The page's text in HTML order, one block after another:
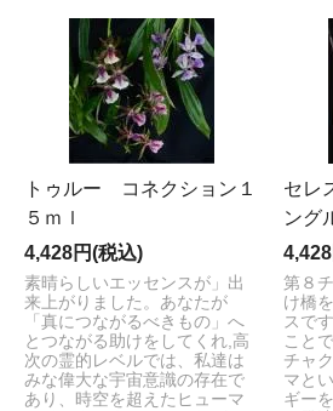
トゥルー コネクション１
５ｍｌ
4,428円(税込)
素晴らしいエッセンスが」出
来上がりました。あなたが
「真につながるべきもの」へ
とつながる助けをしてくれ,高
次の霊的レベルでは、私達は
みな偉大な宇宙意識の存在で
あり、時空を超えたヒューマ
セレ
ング
第８
け橋
スで
こと
チャ
マと
ギー